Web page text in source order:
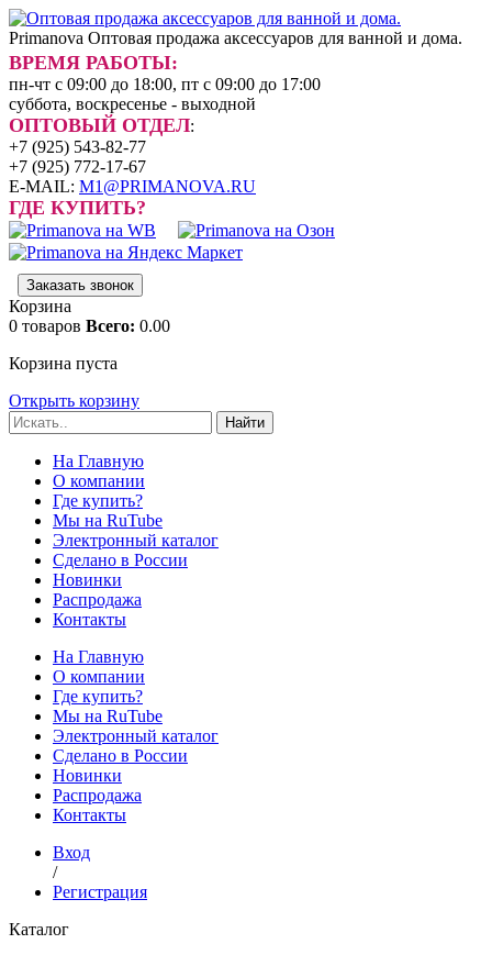
Primanova Оптовая продажа аксессуаров для ванной и дома.
ВРЕМЯ РАБОТЫ:
пн-чт с 09:00 до 18:00, пт с 09:00 до 17:00
суббота, воскресенье - выходной
ОПТОВЫЙ ОТДЕЛ:
+7 (925) 543-82-77
+7 (925) 772-17-67
E-MAIL: M1@PRIMANOVA.RU
ГДЕ КУПИТЬ?
Заказать звонок
Корзина
0 товаров Всего: 0.00
Корзина пуста
Открыть корзину
Найти
На Главную
О компании
Где купить?
Мы на RuTube
Электронный каталог
Сделано в России
Новинки
Распродажа
Контакты
На Главную
О компании
Где купить?
Мы на RuTube
Электронный каталог
Сделано в России
Новинки
Распродажа
Контакты
Вход
/
Регистрация
Каталог